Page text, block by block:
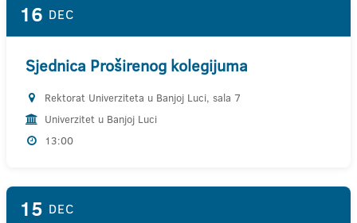
16 DEC
Sjednica Proširenog kolegijuma
Rektorat Univerziteta u Banjoj Luci, sala 7
Univerzitet u Banjoj Luci
13:00
15 DEC